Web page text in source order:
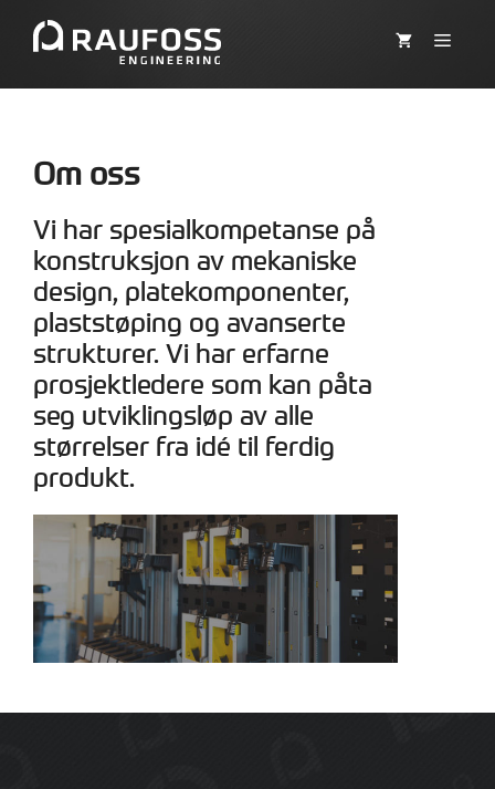
MENY
Om oss
Vi har spesialkompetanse på
konstruksjon av mekaniske
design, platekomponenter,
plaststøping og avanserte
strukturer. Vi har erfarne
prosjektledere som kan påta
seg utviklingsløp av alle
størrelser fra idé til ferdig
produkt.